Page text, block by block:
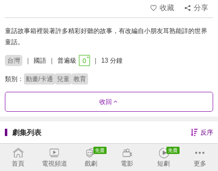
收藏
分享
童話故事箱裡裝著許多精彩好聽的故事，有改編自小朋友耳熟能詳的世界
童話。
台灣 國語 普遍級 13 分鐘
類別： 動畫/卡通 兒童 教育
收回
劇集列表 反序
第3季 第2季 第1季
全 38 集
首頁 電視頻道 戲劇 電影 短劇 更多